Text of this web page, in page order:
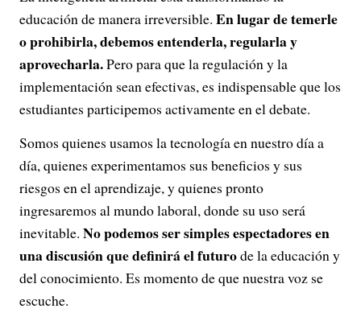
educación de manera irreversible. En lugar de temerle
o prohibirla, debemos entenderla, regularla y
aprovecharla.Pero para que la regulación y la
implementación sean efectivas, es indispensable que los
estudiantes participemos activamente en el debate.
Somos quienes usamos la tecnología en nuestro día a
día, quienes experimentamos sus beneficios y sus
riesgos en el aprendizaje, y quienes pronto
ingresaremos al mundo laboral, donde su uso será
inevitable. No podemos ser simples espectadores en
una discusión que definirá el futurode la educación y
del conocimiento. Es momento de que nuestra voz se
escuche.